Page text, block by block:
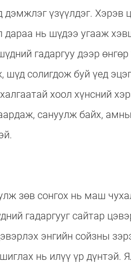
үзүүлдэг. Хэрэв
дараа нь шүдээ угааж
гадаргуу дээр
шүд солигдож буй үед
хоол хүнсний
сануулж байх,
зөв сонгох нь маш
гадаргууг сайтар
энгийн сойзны
нь илүү үр дүнтэй.